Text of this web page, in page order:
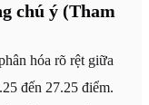
chú ý (Tham
hóa rõ rệt giữa
đến 27.25 điểm.